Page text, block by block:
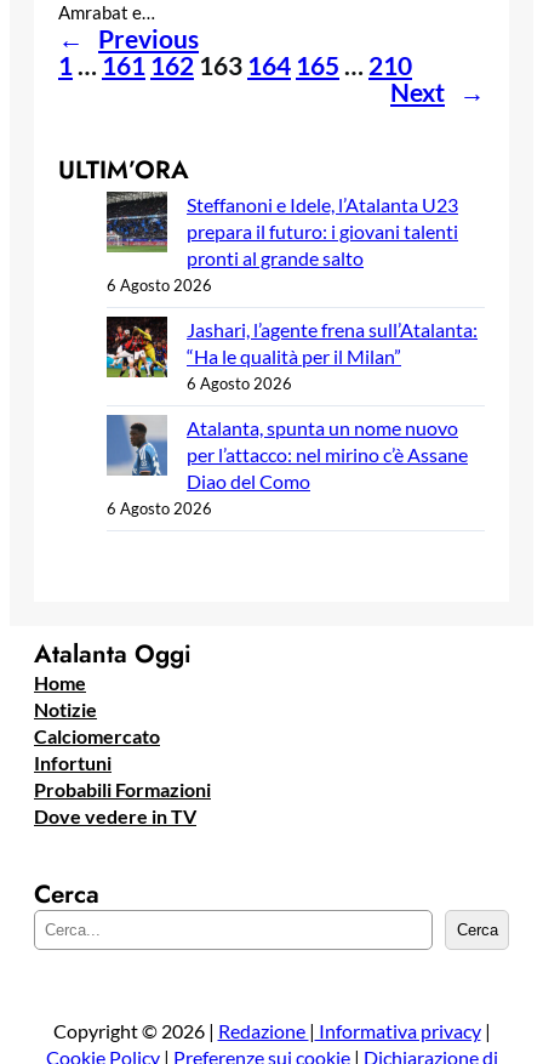
Amrabat e…
←
Previous
1… 161 162 163 164 165 … 210
Next
→
ULTIM’ORA
Steffanoni e Idele, l’Atalanta U23
prepara il futuro: i giovani talenti
pronti al grande salto
6 Agosto 2026
Jashari, l’agente frena sull’Atalanta:
“Ha le qualità per il Milan”
6 Agosto 2026
Atalanta, spunta un nome nuovo
per l’attacco: nel mirino c’è Assane
Diao del Como
6 Agosto 2026
Atalanta Oggi
Home
Notizie
Calciomercato
Infortuni
Probabili Formazioni
Dove vedere in TV
Cerca
e
a
Cerca
Copyright © 2026 | Redazione | Informativa privacy|
Cookie Policy| Preferenze sui cookie| Dichiarazione di